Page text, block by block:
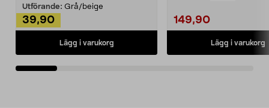
Utförande: Grå/beige
39,90
Lägg i varukorg
149,90
Lägg i varukorg